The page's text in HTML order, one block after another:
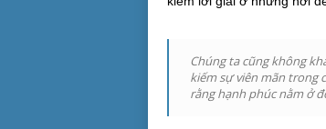
Chúng ta cũng không
kiếm sự viên mãn trong
rằng hạnh phúc nằm ở